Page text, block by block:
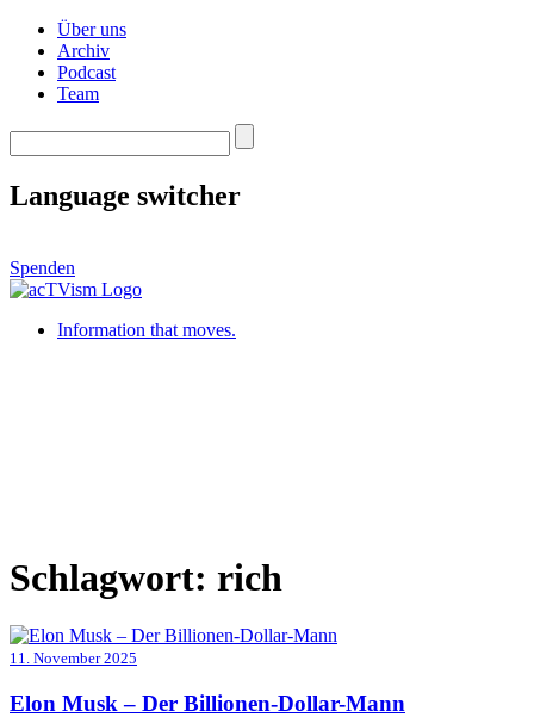
Über uns
Archiv
Podcast
Team
Language switcher
Spenden
Information that moves.
Schlagwort: rich
11. November 2025
Elon Musk – Der Billionen-Dollar-Mann